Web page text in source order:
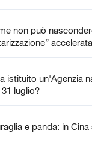
non può
accelerata
istituito un'Agenzia
luglio?
e panda: in